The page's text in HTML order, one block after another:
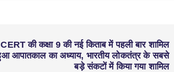
की कक्षा 9 की नई किताब में पहली बार शामिल
आपातकाल का अध्याय, भारतीय लोकतंत्र के सबसे
बड़े संकटों में किया गया शामिल